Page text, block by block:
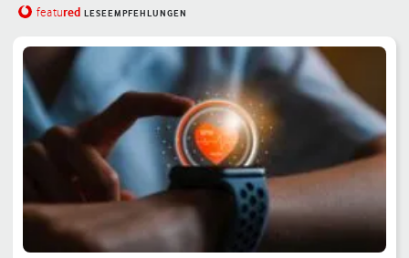
featured LESEEMPFEHLUNGEN